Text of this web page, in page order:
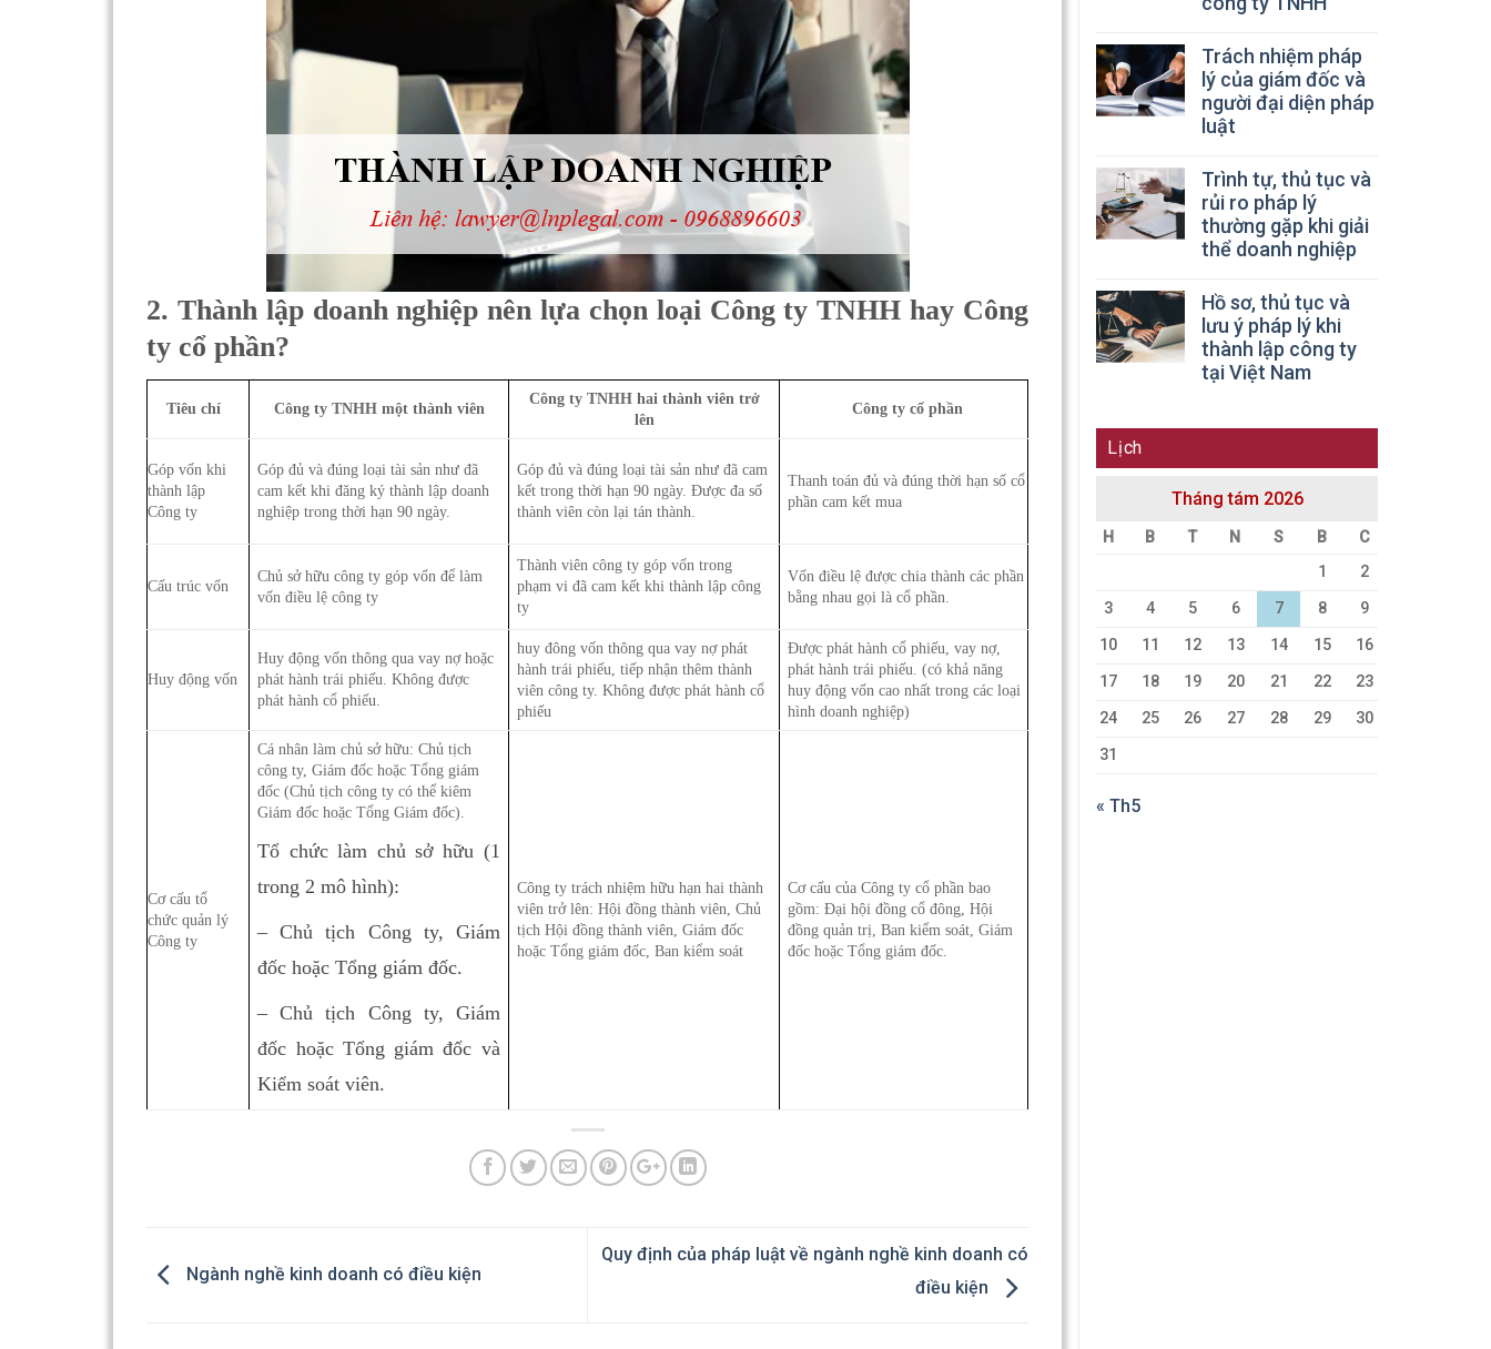
2. Thành lập doanh nghiệp nên lựa chọn loại Công ty TNHH hay Công
ty cổ phần?
Tiêu chí Công ty TNHH một thành viên
Công ty TNHH hai thành viên trở
lên
Công ty cổ phần
Góp vốn khi
thành lập
Công ty
Góp đủ và đúng loại tài sản như đã
cam kết khi đăng ký thành lập doanh
nghiệp trong thời hạn 90 ngày.
Góp đủ và đúng loại tài sản như đã cam
kết trong thời hạn 90 ngày. Được đa số
thành viên còn lại tán thành.
Thanh toán đủ và đúng thời hạn số cổ
phần cam kết mua
Cấu trúc vốn
Chủ sở hữu công ty góp vốn để làm
vốn điều lệ công ty
Thành viên công ty góp vốn trong
phạm vi đã cam kết khi thành lập công
ty
Vốn điều lệ được chia thành các phần
bằng nhau gọi là cổ phần.
Huy động vốn
Huy động vốn thông qua vay nợ hoặc
phát hành trái phiếu. Không được
phát hành cổ phiếu.
huy đông vốn thông qua vay nợ phát
hành trái phiếu, tiếp nhận thêm thành
viên công ty. Không được phát hành cổ
phiếu
Được phát hành cổ phiếu, vay nợ,
phát hành trái phiếu. (có khả năng
huy động vốn cao nhất trong các loại
hình doanh nghiệp)
Cơ cấu tổ
chức quản lý
Công ty
Cá nhân làm chủ sở hữu: Chủ tịch
công ty, Giám đốc hoặc Tổng giám
đốc (Chủ tịch công ty có thể kiêm
Giám đốc hoặc Tổng Giám đốc).
Tổ chức làm chủ sở hữu (1
trong 2 mô hình):
– Chủ tịch Công ty, Giám
đốc hoặc Tổng giám đốc.
– Chủ tịch Công ty, Giám
đốc hoặc Tổng giám đốc và
Kiểm soát viên.
Công ty trách nhiệm hữu hạn hai thành
viên trở lên: Hội đồng thành viên, Chủ
tịch Hội đồng thành viên, Giám đốc
hoặc Tổng giám đốc, Ban kiểm soát
Cơ cấu của Công ty cổ phần bao
gồm: Đại hội đồng cổ đông, Hội
đồng quản trị, Ban kiểm soát, Giám
đốc hoặc Tổng giám đốc.
Ngành nghề kinh doanh có điều kiện
Quy định của pháp luật về ngành nghề kinh doanh có
điều kiện
Trách nhiệm pháp
lý của giám đốc và
người đại diện pháp
luật
Trình tự, thủ tục và
rủi ro pháp lý
thường gặp khi giải
thể doanh nghiệp
Hồ sơ, thủ tục và
lưu ý pháp lý khi
thành lập công ty
tại Việt Nam
Lịch
Tháng tám 2026
H B T N S B
C
1
2
3
4 5 6 7 8
9
10
11 12 13 14 15
16
17
18 19 20 21 22
23
24
25 26 27 28 29
30
31
« Th5